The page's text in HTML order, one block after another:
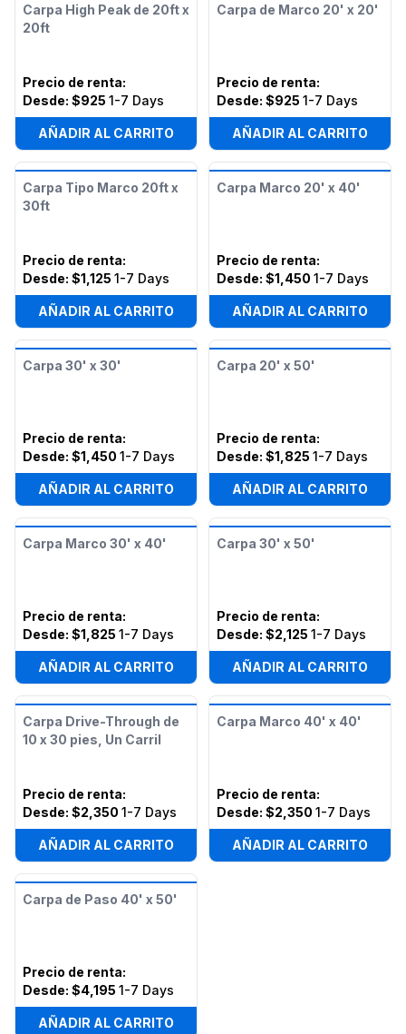
Carpa High Peak de 20ft x
20ft
Precio de renta:
Desde: $925 1-7 Days
AÑADIR AL CARRITO
Carpa de Marco 20' x 20'
Precio de renta:
Desde: $925 1-7 Days
AÑADIR AL CARRITO
Carpa Tipo Marco 20ft x
30ft
Precio de renta:
Desde: $1,125 1-7 Days
AÑADIR AL CARRITO
Carpa Marco 20' x 40'
Precio de renta:
Desde: $1,450 1-7 Days
AÑADIR AL CARRITO
Carpa 30' x 30'
Precio de renta:
Desde: $1,450 1-7 Days
AÑADIR AL CARRITO
Carpa 20' x 50'
Precio de renta:
Desde: $1,825 1-7 Days
AÑADIR AL CARRITO
Carpa Marco 30' x 40'
Precio de renta:
Desde: $1,825 1-7 Days
AÑADIR AL CARRITO
Carpa 30' x 50'
Precio de renta:
Desde: $2,125 1-7 Days
AÑADIR AL CARRITO
Carpa Drive-Through de
10 x 30 pies, Un Carril
Precio de renta:
Desde: $2,350 1-7 Days
AÑADIR AL CARRITO
Carpa Marco 40' x 40'
Precio de renta:
Desde: $2,350 1-7 Days
AÑADIR AL CARRITO
Carpa de Paso 40' x 50'
Precio de renta:
Desde: $4,195 1-7 Days
AÑADIR AL CARRITO